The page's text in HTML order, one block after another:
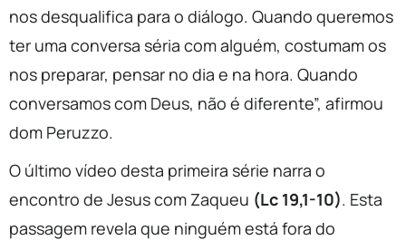
nos desqualifica para o diálogo. Quando queremos
ter uma conversa séria com alguém, costumam os
nos preparar, pensar no dia e na hora. Quando
conversamos com Deus, não é diferente”, afirmou
dom Peruzzo.
O último vídeo desta primeira série narra o
encontro de Jesus com Zaqueu (Lc 19,1-10). Esta
passagem revela que ninguém está fora do